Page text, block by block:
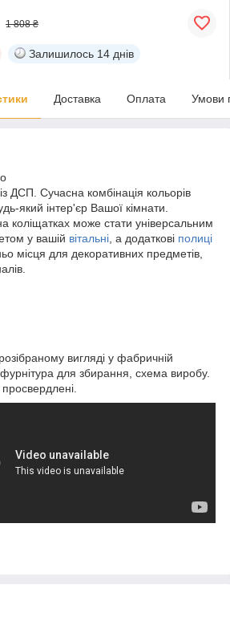
1 808 ₴
Залишилось 14 днів
Доставка Оплата Умови
ДСП. Сучасна комбінація кольорів
який інтер'єр Вашої кімнати.
коліщатках може стати універсальним
у вашій вітальні , а додаткові полиці
місця для декоративних предметів,
вигляді у фабричній
для збирання, схема виробу.